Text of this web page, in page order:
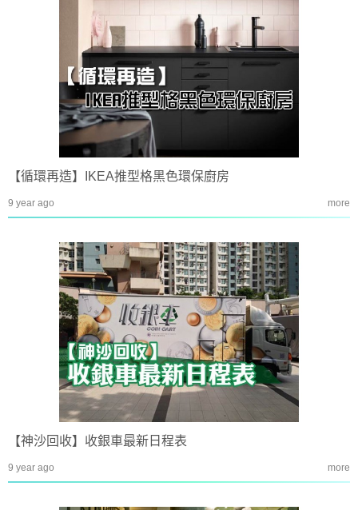
【循環再造】IKEA推型格黑色環保廚房
9 year ago more
【神沙回收】收銀車最新日程表
9 year ago more